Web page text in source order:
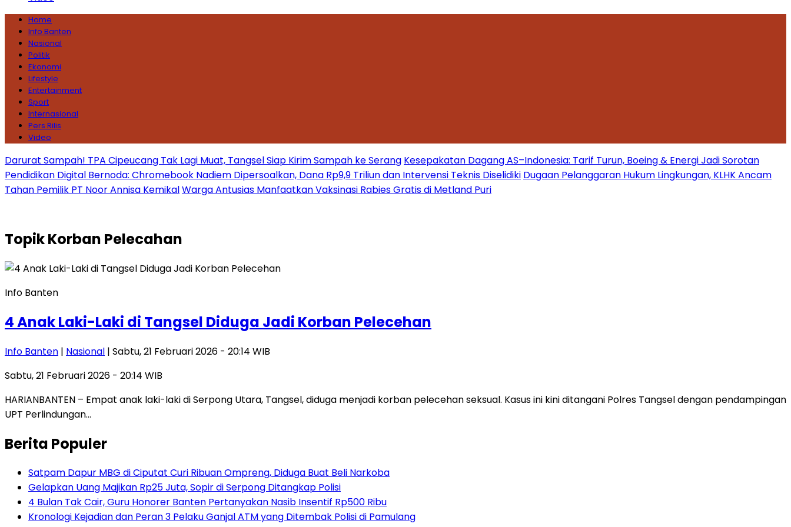
Home
Info Banten
Nasional
Politik
Ekonomi
Lifestyle
Entertainment
Sport
Internasional
Pers Rilis
Video
Darurat Sampah! TPA Cipeucang Tak Lagi Muat, Tangsel Siap Kirim Sampah ke Serang Kesepakatan Dagang AS–Indonesia: Tarif Turun, Boeing & Energi Jadi Sorotan
Pendidikan Digital Bernoda: Chromebook Nadiem Dipersoalkan, Dana Rp9,9 Triliun dan Intervensi Teknis Diselidiki Dugaan Pelanggaran Hukum Lingkungan, KLHK Ancam
Tahan Pemilik PT Noor Annisa KemikalWarga Antusias Manfaatkan Vaksinasi Rabies Gratis di Metland Puri
TopikKorban Pelecahan
Info Banten
4 Anak Laki-Laki di Tangsel Diduga Jadi Korban Pelecehan
Info Banten | Nasional | Sabtu, 21 Februari 2026 - 20:14 WIB
Sabtu, 21 Februari 2026 - 20:14 WIB
HARIANBANTEN – Empat anak laki-laki di Serpong Utara, Tangsel, diduga menjadi korban pelecehan seksual. Kasus ini kini ditangani Polres Tangsel dengan pendampingan
UPT Perlindungan…
Berita Populer
Satpam Dapur MBG di Ciputat Curi Ribuan Ompreng, Diduga Buat Beli Narkoba
Gelapkan Uang Majikan Rp25 Juta, Sopir di Serpong Ditangkap Polisi
4 Bulan Tak Cair, Guru Honorer Banten Pertanyakan Nasib Insentif Rp500 Ribu
Kronologi Kejadian dan Peran 3 Pelaku Ganjal ATM yang Ditembak Polisi di Pamulang